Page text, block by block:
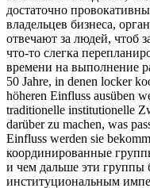
достаточно
владельцев бизнеса,
отвечают за людей, чтоб
что-то слегка
времени на выполнение
50 Jahre, in denen locker
höheren Einfluss ausüben
traditionelle institutionelle
darüber zu machen, was
Einfluss werden sie
координированные
и чем дальше эти группы
институциональным